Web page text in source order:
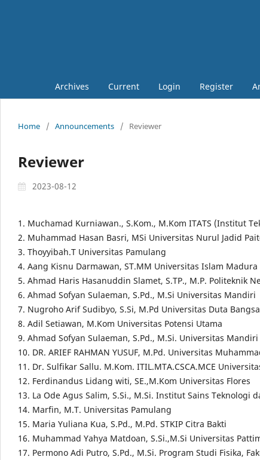
Archives Current Login Register
Home / Announcements / Reviewer
Reviewer
2023-08-12
1. Muchamad Kurniawan., S.Kom., M.Kom ITATS (Institut
2. Muhammad Hasan Basri, MSi Universitas Nurul Jadid
3. Thoyyibah.T Universitas Pamulang
4. Aang Kisnu Darmawan, ST.MM Universitas Islam Madura
5. Ahmad Haris Hasanuddin Slamet, S.TP., M.P. Politeknik
6. Ahmad Sofyan Sulaeman, S.Pd., M.Si Universitas Mandiri
7. Nugroho Arif Sudibyo, S.Si, M.Pd Universitas Duta Bangsa
8. Adil Setiawan, M.Kom Universitas Potensi Utama
9. Ahmad Sofyan Sulaeman, S.Pd., M.Si. Universitas Mandiri
10. DR. ARIEF RAHMAN YUSUF, M.Pd. Universitas
11. Dr. Sulfikar Sallu. M.Kom. ITIL.MTA.CSCA.MCE
12. Ferdinandus Lidang witi, SE.,M.Kom Universitas Flores
13. La Ode Agus Salim, S.Si., M.Si. Institut Sains Teknologi
14. Marfin, M.T. Universitas Pamulang
15. Maria Yuliana Kua, S.Pd., M.Pd. STKIP Citra Bakti
16. Muhammad Yahya Matdoan, S.Si.,M.Si Universitas
17. Permono Adi Putro, S.Pd., M.Si. Program Studi Fisika,